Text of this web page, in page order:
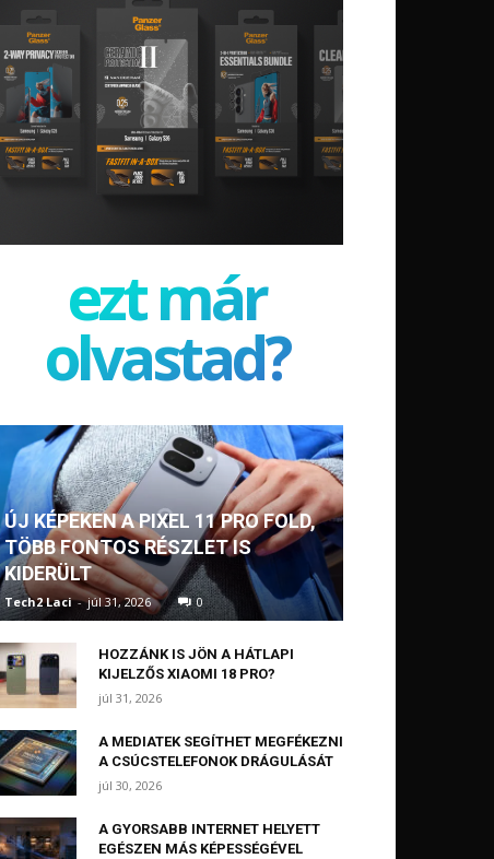
ezt már
olvastad?
ÚJ KÉPEKEN A PIXEL 11 PRO FOLD,
TÖBB FONTOS RÉSZLET IS
KIDERÜLT
Tech2 Laci - júl 31, 2026 0
HOZZÁNK IS JÖN A HÁTLAPI
KIJELZŐS XIAOMI 18 PRO?
júl 31, 2026
A MEDIATEK SEGÍTHET MEGFÉKEZNI
A CSÚCSTELEFONOK DRÁGULÁSÁT
júl 30, 2026
A GYORSABB INTERNET HELYETT
EGÉSZEN MÁS KÉPESSÉGÉVEL